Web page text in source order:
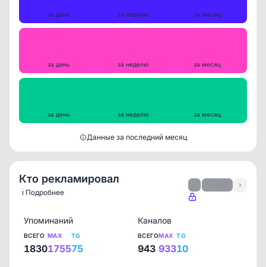
за день за неделю за месяц
за день за неделю за месяц
за день за неделю за месяц
Данные за последний месяц
Кто рекламировал
ℹ️ Подробнее
›
Упоминаний
ВСЕГО
1830
MAX
1755
TG
75
Каналов
ВСЕГО
943
MAX
933
TG
10